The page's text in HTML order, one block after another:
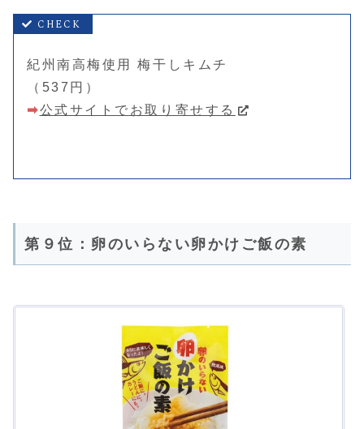
紀州南高梅使用 梅干しキムチ
（537円）
➡公式サイトでお取り寄せする
第９位：卵のいらない卵かけご飯の素